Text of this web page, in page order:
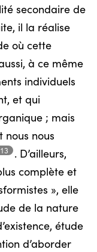
secondaire de
il la réalise
où cette
à ce même
individuels
et qui
; mais
nous nous
13 .D’ailleurs,
complète et
», elle
de la nature
étude
d’aborder